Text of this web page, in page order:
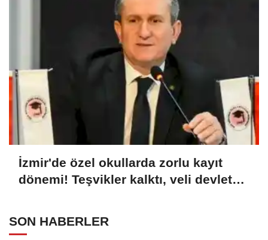
İzmir'de özel okullarda zorlu kayıt
dönemi! Teşvikler kalktı, veli devlet
SON HABERLER